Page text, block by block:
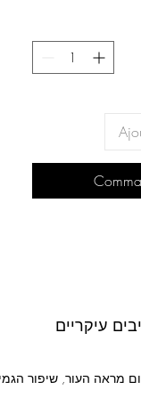
מראה העור, שיפור